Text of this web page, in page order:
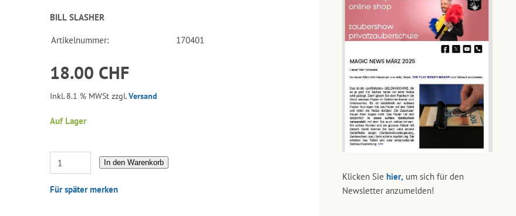
BILL SLASHER
Artikelnummer: 170401
18.00 CHF
Inkl. 8.1 % MWSt zzgl.Versand
Auf Lager
In den Warenkorb
Für später merken
Klicken Sie hier, um sich für den
Newsletter anzumelden!